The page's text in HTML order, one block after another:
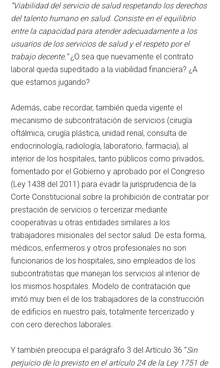
“Viabilidad del servicio de salud respetando los derechos
del talento humano en salud. Consiste en el equilibrio
entre la capacidad para atender adecuadamente a los
usuarios de los servicios de salud y el respeto por el
trabajo decente.”¿O sea que nuevamente el contrato
laboral queda supeditado a la viabilidad financiera? ¿A
que estamos jugando?
Además, cabe recordar, también queda vigente el
mecanismo de subcontratación de servicios (cirugía
oftálmica, cirugía plástica, unidad renal, consulta de
endocrinología, radiología, laboratorio, farmacia), al
interior de los hospitales, tanto públicos como privados,
fomentado por el Gobierno y aprobado por el Congreso
(Ley 1438 del 2011) para evadir la jurisprudencia de la
Corte Constitucional sobre la prohibición de contratar por
prestación de servicios o tercerizar mediante
cooperativas u otras entidades similares a los
trabajadores misionales del sector salud. De esta forma,
médicos, enfermeros y otros profesionales no son
funcionarios de los hospitales, sino empleados de los
subcontratistas que manejan los servicios al interior de
los mismos hospitales. Modelo de contratación que
imitó muy bien el de los trabajadores de la construcción
de edificios en nuestro país, totalmente tercerizado y
con cero derechos laborales.
Y también preocupa el parágrafo 3 del Artículo 36 “Sin
perjuicio de lo previsto en el artículo 24 de la Ley 1751 de